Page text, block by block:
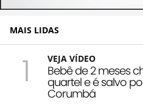
MAIS LIDAS
1 VEJA VÍDEO
Bebê de 2 meses
quartel e é salvo
Corumbá